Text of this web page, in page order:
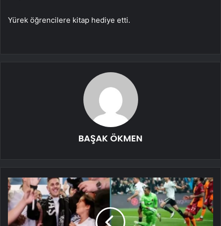
Yürek öğrencilere kitap hediye etti.
BAŞAK ÖKMEN